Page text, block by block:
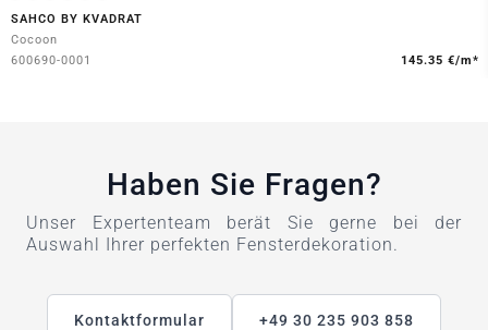
SAHCO BY KVADRAT
Cocoon
600690-0001
145.35 €/m*
Haben Sie Fragen?
Unser Expertenteam berät Sie gerne bei der
Auswahl Ihrer perfekten Fensterdekoration.
Kontaktformular +49 30 235 903 858